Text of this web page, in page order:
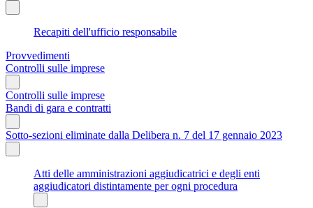
Recapiti dell'ufficio responsabile
Provvedimenti
Controlli sulle imprese
Controlli sulle imprese
Bandi di gara e contratti
Sotto-sezioni eliminate dalla Delibera n. 7 del 17 gennaio 2023
Atti delle amministrazioni aggiudicatrici e degli enti
aggiudicatori distintamente per ogni procedura